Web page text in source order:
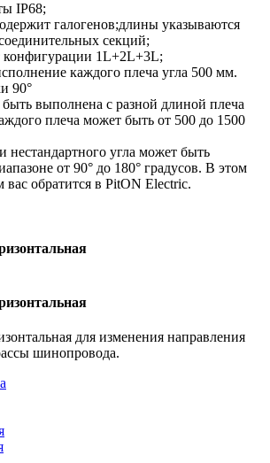
IР68;
галогенов;длины указываются
секций;
конфигурации 1L+2L+3L;
каждого плеча угла 500 мм.
90°
выполнена с разной длиной плеча
плеча может быть от 500 до 1500
нестандартного угла может быть
от 90° до 180° градусов. В этом
вас обратится в PitON Electric.
для изменения направления
шинопровода.